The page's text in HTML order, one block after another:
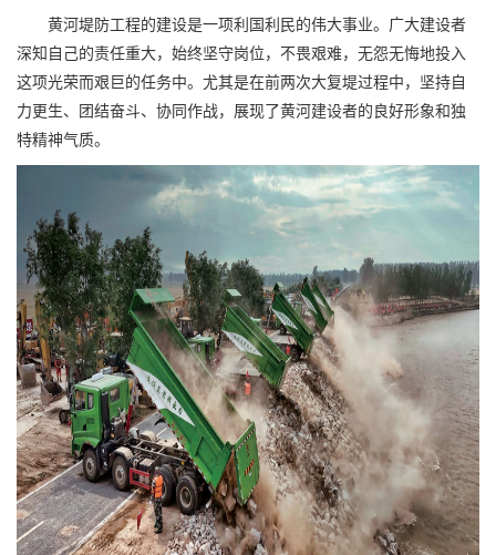
黄河堤防工程的建设是一项利国利民的伟大事业。广大建设者
深知自己的责任重大，始终坚守岗位，不畏艰难，无怨无悔地投入
这项光荣而艰巨的任务中。尤其是在前两次大复堤过程中，坚持自
力更生、团结奋斗、协同作战，展现了黄河建设者的良好形象和独
特精神气质。